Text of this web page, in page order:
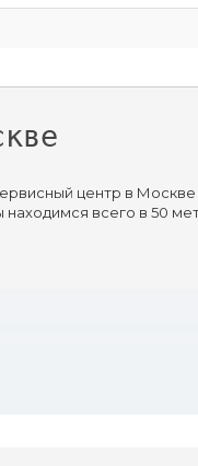
центр в
всего в 50